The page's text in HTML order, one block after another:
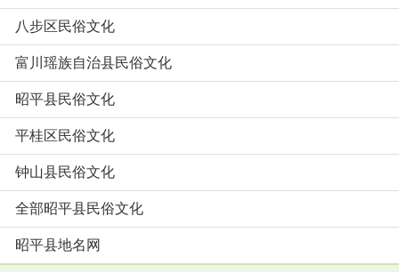
八步区民俗文化
富川瑶族自治县民俗文化
昭平县民俗文化
平桂区民俗文化
钟山县民俗文化
全部昭平县民俗文化
昭平县地名网